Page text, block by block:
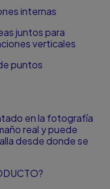
internas
juntos para
verticales
puntos
en la fotografía
real y puede
desde donde se